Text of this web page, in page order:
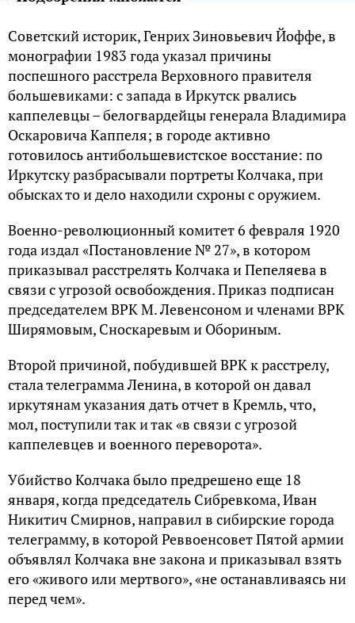
Советский историк, Генрих Зиновьевич Йоффе, в
монографии 1983 года указал причины
поспешного расстрела Верховного правителя
большевиками: с запада в Иркутск рвались
каппелевцы – белогвардейцы генерала Владимира
Оскаровича Каппеля; в городе активно
готовилось антибольшевистское восстание: по
Иркутску разбрасывали портреты Колчака, при
обысках то и дело находили схроны с оружием.
Военно-революционный комитет 6 февраля 1920
года издал «Постановление № 27», в котором
приказывал расстрелять Колчака и Пепеляева в
связи с угрозой освобождения. Приказ подписан
председателем ВРК М. Левенсоном и членами ВРК
Ширямовым, Сноскаревым и Обориным.
Второй причиной, побудившей ВРК к расстрелу,
стала телеграмма Ленина, в которой он давал
иркутянам указания дать отчет в Кремль, что,
мол, поступили так и так «в связи с угрозой
каппелевцев и военного переворота».
Убийство Колчака было предрешено еще 18
января, когда председатель Сибревкома, Иван
Никитич Смирнов, направил в сибирские города
телеграмму, в которой Реввоенсовет Пятой армии
объявлял Колчака вне закона и приказывал взять
его «живого или мертвого», «не останавливаясь ни
перед чем».